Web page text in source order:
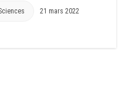
21 mars 2022